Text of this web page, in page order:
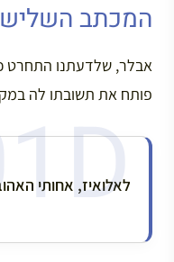
המכתב
אבלר, שלדעתנו התחרט
פותח את תשובתו לה
לאלואיז, אחותי